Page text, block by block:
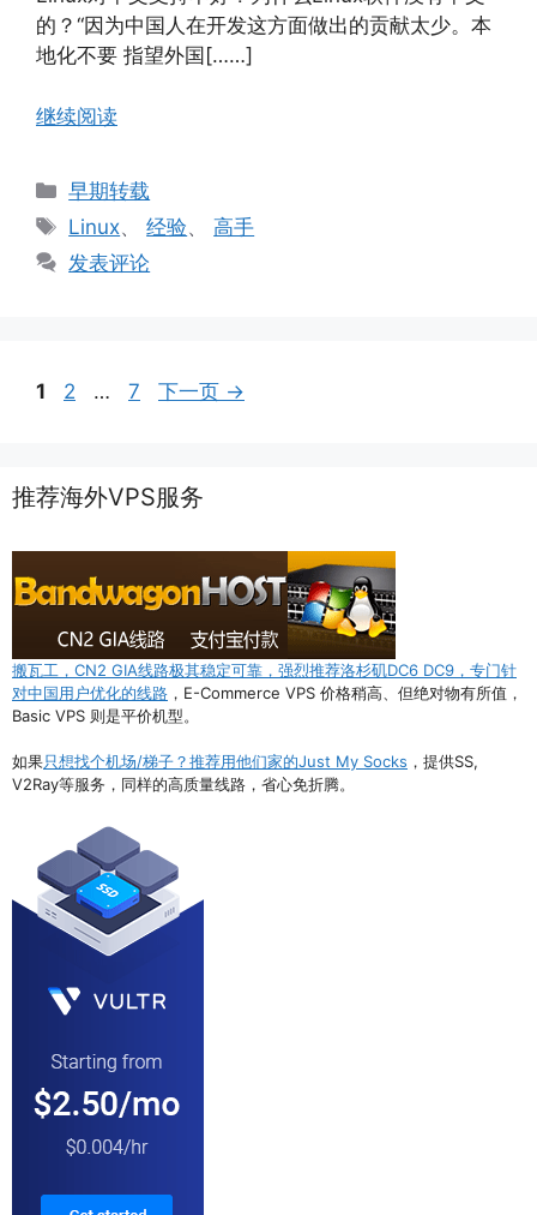
的？“因为中国人在开发这方面做出的贡献太少。本
地化不要 指望外国[……]
继续阅读
分
类
早期转载
标
签
Linux、经验、高手
发表评论
页
1
页
2 …
页
7 下一页 →
推荐海外VPS服务
搬瓦工，CN2 GIA线路极其稳定可靠，强烈推荐洛杉矶DC6 DC9，专门针
对中国用户优化的线路 ，E-Commerce VPS 价格稍高、但绝对物有所值，
Basic VPS 则是平价机型。
如果只想找个机场/梯子？推荐用他们家的Just My Socks ，提供SS,
V2Ray等服务，同样的高质量线路，省心免折腾。